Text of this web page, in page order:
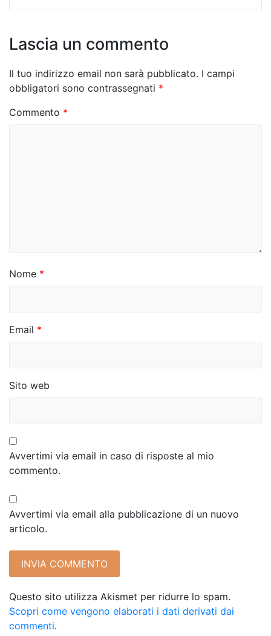
g
a
z
i
i
o
Lascia un commento
Il tuo indirizzo email non sarà pubblicato. I campi
obbligatori sono contrassegnati *
Commento *
Nome *
Email *
Sito web
Avvertimi via email in caso di risposte al mio
commento.
Avvertimi via email alla pubblicazione di un nuovo
articolo.
Questo sito utilizza Akismet per ridurre lo spam.
Scopri come vengono elaborati i dati derivati dai
commenti.